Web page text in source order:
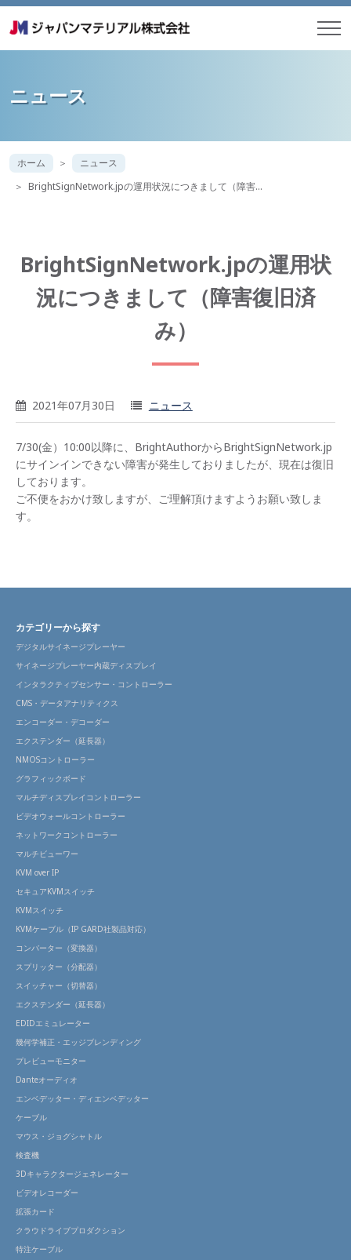
ニュース
ホーム
ニュース
BrightSignNetwork.jpの運用状況につきまして（障害…
BrightSignNetwork.jpの運用状
況につきまして（障害復旧済
み）
2021年07月30日 ニュース
7/30(金）10:00以降に、BrightAuthorからBrightSignNetwork.jp
にサインインできない障害が発生しておりましたが、現在は復旧
しております。
ご不便をおかけ致しますが、ご理解頂けますようお願い致しま
す。
カテゴリーから探す
デジタルサイネージプレーヤー
サイネージプレーヤー内蔵ディスプレイ
インタラクティブセンサー・コントローラー
CMS・データアナリティクス
エンコーダー・デコーダー
エクステンダー（延長器）
NMOSコントローラー
グラフィックボード
マルチディスプレイコントローラー
ビデオウォールコントローラー
ネットワークコントローラー
マルチビューワー
KVM over IP
セキュアKVMスイッチ
KVMスイッチ
KVMケーブル（IP GARD社製品対応）
コンバーター（変換器）
スプリッター（分配器）
スイッチャー（切替器）
エクステンダー（延長器）
EDIDエミュレーター
幾何学補正・エッジブレンディング
プレビューモニター
Danteオーディオ
エンベデッター・ディエンベデッター
ケーブル
マウス・ジョグシャトル
検査機
3Dキャラクタージェネレーター
ビデオレコーダー
拡張カード
クラウドライブプロダクション
特注ケーブル